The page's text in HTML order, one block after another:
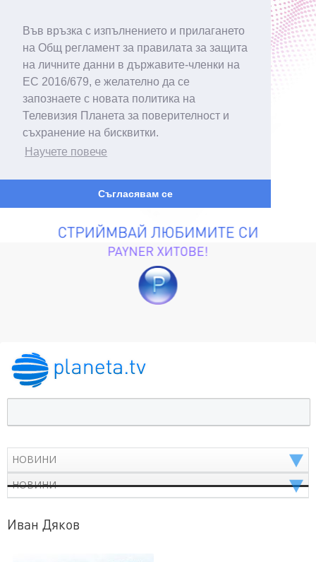
Във връзка с изпълнението и прилагането
на Общ регламент за правилата за защита
на личните данни в държавите-членки на
ЕС 2016/679, е желателно да се
запознаете с новата политика на
Телевизия Планета за поверителност и
съхранение на бисквитки.
Научете повече
Съгласявам се
Иван Дяков